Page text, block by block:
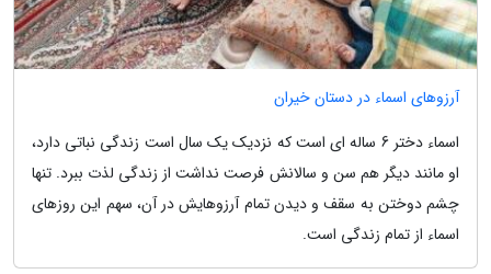
آرزوهای اسماء در دستان خیران
اسماء دختر 6 ساله ای است که نزدیک یک سال است زندگی نباتی دارد،
او مانند دیگر هم سن و سالانش فرصت نداشت از زندگی لذت ببرد. تنها
چشم دوختن به سقف و دیدن تمام آرزوهایش در آن، سهم این روزهای
اسماء از تمام زندگی است.